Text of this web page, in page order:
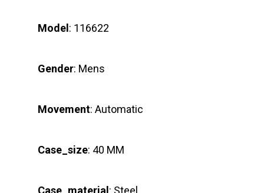
Model: 116622
Gender: Mens
Movement: Automatic
Case_size: 40 MM
Case_material: Steel